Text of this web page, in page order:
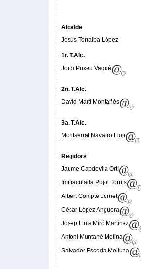
Alcalde
Jesús Torralba López
1r. T.Alc.
Jordi Puxeu Vaqué
2n. T.Alc.
David Martí Montañés
3a. T.Alc.
Montserrat Navarro Llop
Regidors
Jaume Capdevila Ortí
Immaculada Pujol Torrus
Albert Compte Jornet
Cèsar López Anguera
Josep Lluís Miró Martínez
Antoni Muntané Molina
Salvador Escoda Molluna